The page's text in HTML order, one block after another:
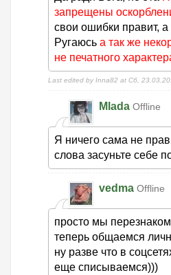
запрещены
свои ошибки правит,
Ругаюсь а так же
не печатного
Last edited by Inna82 at Сб,
Mlada Offline
Я ничего сама не
слова засуньте себе
vedma Offline
просто мы
теперь общаемся
ну разве что в
еще списываемся)))